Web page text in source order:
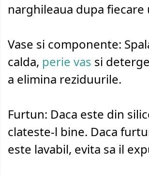
narghileaua dupa fiecare
Vase si componente:
calda, perie vas si
a elimina reziduurile.
Furtun: Daca este din
clateste-l bine. Daca
este lavabil, evita sa il